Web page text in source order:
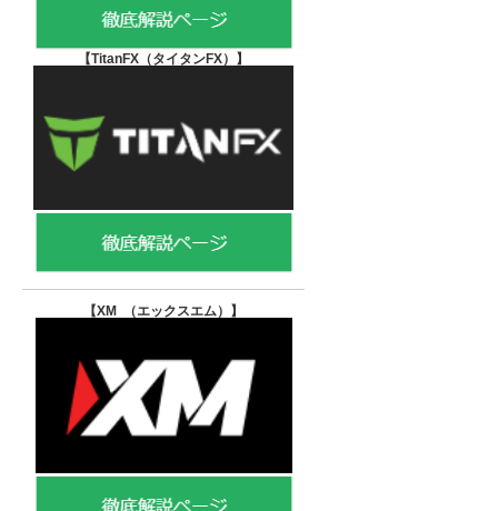
【TitanFX（タイタンFX） 】
【XM （エックスエム） 】